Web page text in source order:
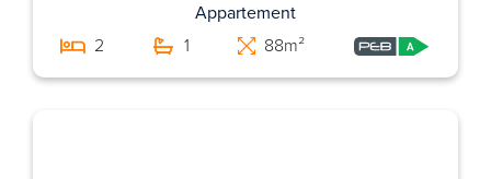
Appartement
2
1 88m²